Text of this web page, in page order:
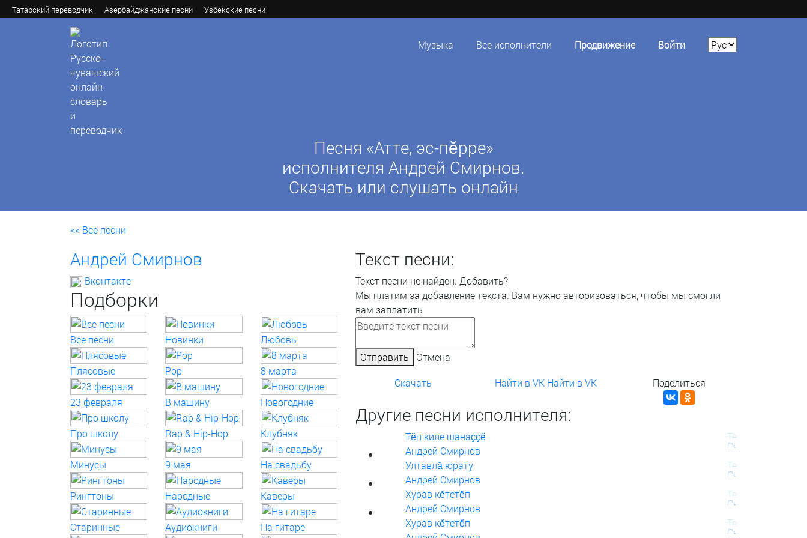
Татарский переводчик Азербайджанские песни Узбекские песни
Музыка Все исполнители Продвижение Войти
Песня «Атте, эс-пӗрре»
исполнителя Андрей Смирнов.
Скачать или слушать онлайн
<< Все песни
Текст песни:
Текст песни не найден. Добавить?
Мы платим за добавление текста. Вам нужно авторизоваться, чтобы мы смогли
вам заплатить
Отправить Отмена
Скачать Найти в VK Найти в VK Поделиться
Другие песни исполнителя:
Тӗп киле шанаҫҫӗ
Андрей Смирнов
Ултавлӑ юрату
Андрей Смирнов
Хурав кӗтетӗп
Андрей Смирнов
Хурав кĕтетĕп
Андрей Смирнов
Вконтакте
Подборки
Все песни Новинки Любовь
Плясовые Pop 8 марта
23 февраля В машину Новогодние
Про школу Rap & Hip-Hop Клубняк
Минусы 9 мая На свадьбу
Рингтоны Народные Каверы
Старинные Аудиокниги На гитаре